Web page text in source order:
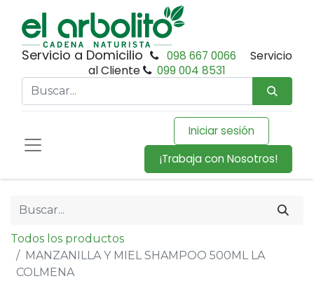
Servicio a Domicilio 098 667 0066
Servicio
al Cliente
099 004 8531
Iniciar sesión
¡Trabaja con Nosotros!
Todos los productos
MANZANILLA Y MIEL SHAMPOO 500ML LA
COLMENA